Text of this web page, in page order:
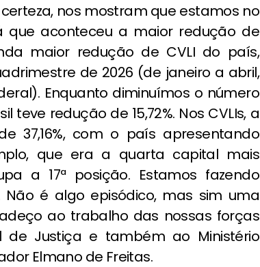
nos mostram que estamos no
que aconteceu a maior redução de
maior redução de CVLI do país,
de 2026 (de janeiro a abril,
Enquanto diminuímos o número
teve redução de 15,72%. Nos CVLIs, a
37,16%, com o país apresentando
que era a quarta capital mais
a 17ª posição. Estamos fazendo
Não é algo episódico, mas sim uma
ao trabalho das nossas forças
de Justiça e também ao Ministério
Elmano de Freitas.